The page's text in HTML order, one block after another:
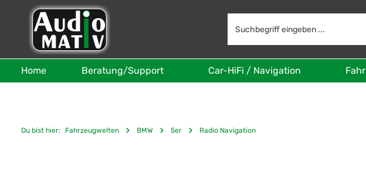
Hauptinhalt springen
Zur Suche springen
Zur Hauptnavigation springen
Home Beratung/Support Car-HiFi / Navigation
Du bist hier: Fahrzeugwelten BMW 5er Radio Navigation